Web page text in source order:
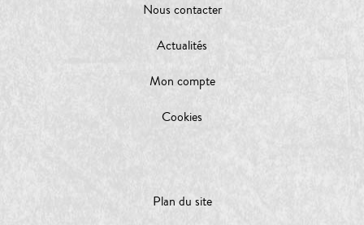
Nous contacter
Actualités
Mon compte
Cookies
Plan du site